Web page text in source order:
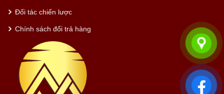
Đối tác chiến lược
Chính sách đổi trả hàng